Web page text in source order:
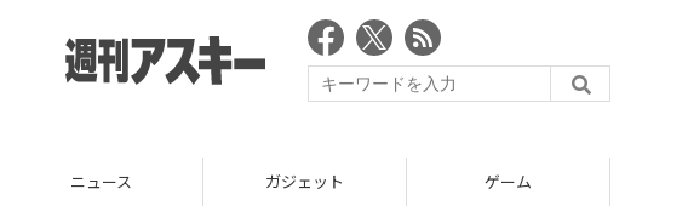
ニュース ガジェット ゲーム